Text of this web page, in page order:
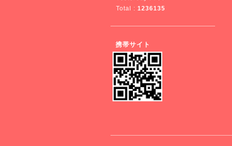
Total : 1236135
携帯サイト